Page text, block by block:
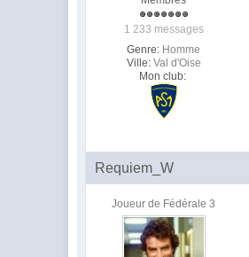
1 233 messages
Genre: Homme
Ville: Val d'Oise
Mon club:
Requiem_W
Joueur de Fédérale 3